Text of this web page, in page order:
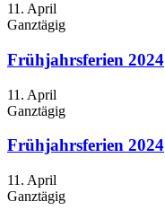
11. April
Ganztägig
Frühjahrsferien 2024
11. April
Ganztägig
Frühjahrsferien 2024
11. April
Ganztägig